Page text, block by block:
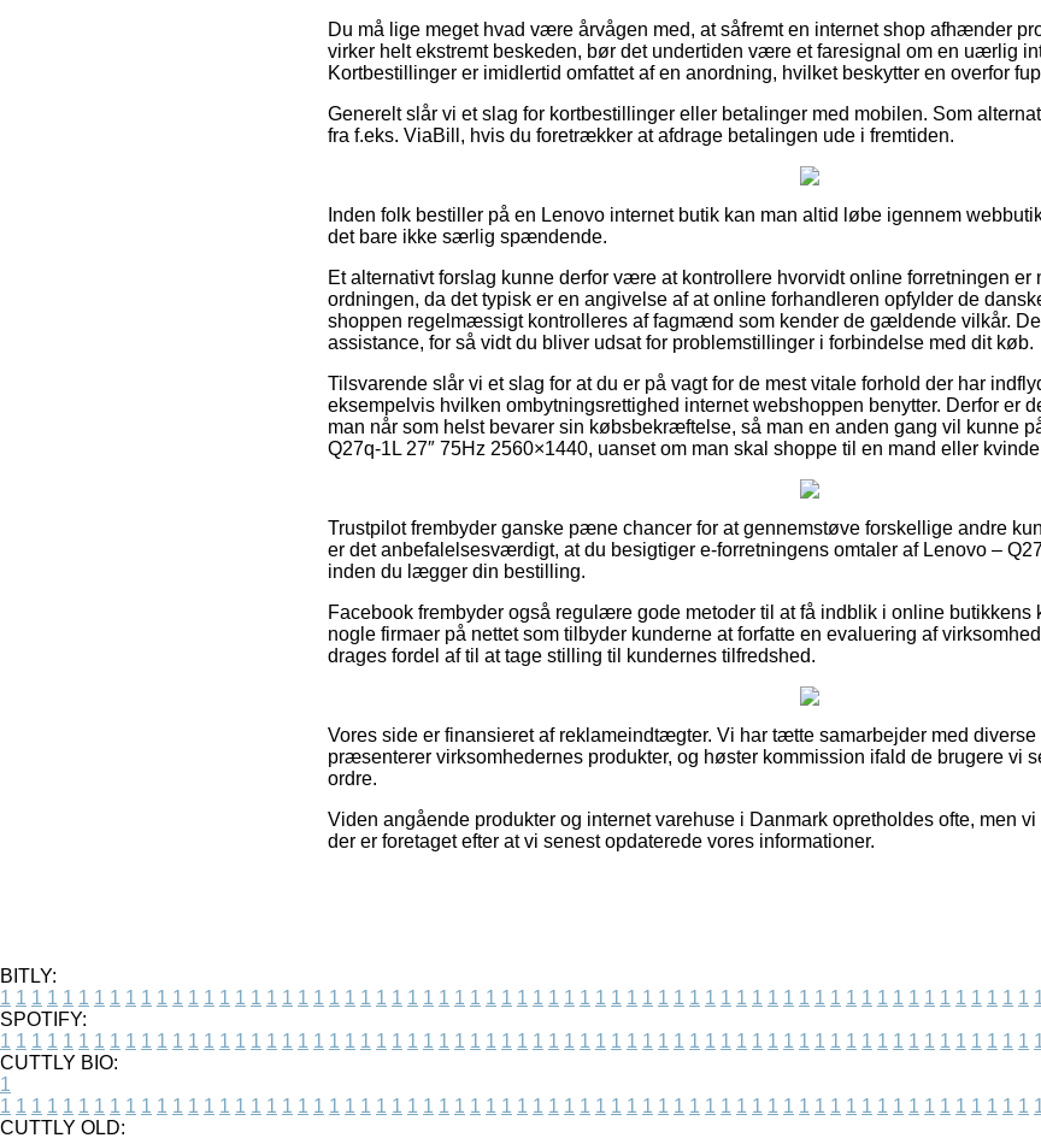
Du må lige meget hvad være årvågen med, at såfremt en internet shop afhænder
virker helt ekstremt beskeden, bør det undertiden være et faresignal om en uærlig
Kortbestillinger er imidlertid omfattet af en anordning, hvilket beskytter en overfor
Generelt slår vi et slag for kortbestillinger eller betalinger med mobilen. Som
fra f.eks. ViaBill, hvis du foretrækker at afdrage betalingen ude i fremtiden.
Inden folk bestiller på en Lenovo internet butik kan man altid løbe igennem
det bare ikke særlig spændende.
Et alternativt forslag kunne derfor være at kontrollere hvorvidt online forretningen
ordningen, da det typisk er en angivelse af at online forhandleren opfylder de
shoppen regelmæssigt kontrolleres af fagmænd som kender de gældende vilkår.
assistance, for så vidt du bliver udsat for problemstillinger i forbindelse med dit køb.
Tilsvarende slår vi et slag for at du er på vagt for de mest vitale forhold der har
eksempelvis hvilken ombytningsrettighed internet webshoppen benytter. Derfor er
man når som helst bevarer sin købsbekræftelse, så man en anden gang vil kunne
Q27q-1L 27″ 75Hz 2560×1440, uanset om man skal shoppe til en mand eller
Trustpilot frembyder ganske pæne chancer for at gennemstøve forskellige andre
er det anbefalelsesværdigt, at du besigtiger e-forretningens omtaler af Lenovo –
inden du lægger din bestilling.
Facebook frembyder også regulære gode metoder til at få indblik i online butikkens
nogle firmaer på nettet som tilbyder kunderne at forfatte en evaluering af
drages fordel af til at tage stilling til kundernes tilfredshed.
Vores side er finansieret af reklameindtægter. Vi har tætte samarbejder med diverse
præsenterer virksomhedernes produkter, og høster kommission ifald de brugere vi
ordre.
Viden angående produkter og internet varehuse i Danmark opretholdes ofte, men
der er foretaget efter at vi senest opdaterede vores informationer.
BITLY:
1 1 1 1 1 1 1 1 1 1 1 1 1 1 1 1 1 1 1 1 1 1 1 1 1 1 1 1 1 1 1 1 1 1 1 1 1 1 1 1 1 1 1 1 1 1 1 1 1 1 1 1 1 1 1 1 1 1 1 1 1 1 1 1 1 1
SPOTIFY:
1 1 1 1 1 1 1 1 1 1 1 1 1 1 1 1 1 1 1 1 1 1 1 1 1 1 1 1 1 1 1 1 1 1 1 1 1 1 1 1 1 1 1 1 1 1 1 1 1 1 1 1 1 1 1 1 1 1 1 1 1 1 1 1 1 1
CUTTLY BIO:
1
1 1 1 1 1 1 1 1 1 1 1 1 1 1 1 1 1 1 1 1 1 1 1 1 1 1 1 1 1 1 1 1 1 1 1 1 1 1 1 1 1 1 1 1 1 1 1 1 1 1 1 1 1 1 1 1 1 1 1 1 1 1 1 1 1 1
CUTTLY OLD: